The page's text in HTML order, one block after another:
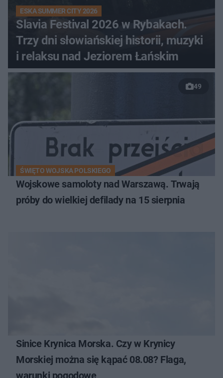
ESKA SUMMER CITY 2026
Slavia Festival 2026 w Rybakach.
Trzy dni słowiańskiej historii, muzyki
i relaksu nad Jeziorem Łańskim
49
ŚWIĘTO WOJSKA POLSKIEGO
Wojskowe samoloty nad Warszawą. Trwają
próby do wielkiej defilady na 15 sierpnia
Sinice Krynica Morska. Czy w Krynicy
Morskiej można się kąpać 08.08? Flaga,
warunki pogodowe